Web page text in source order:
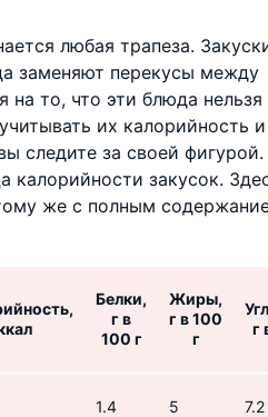
любая трапеза.
заменяют перекусы между
то, что эти блюда нельзя
их калорийность
следите за своей фигурой.
закусок.
же с полным
Белки,
г в
100 г
Жиры,
г в 100
г
г
1.4 5 7.2